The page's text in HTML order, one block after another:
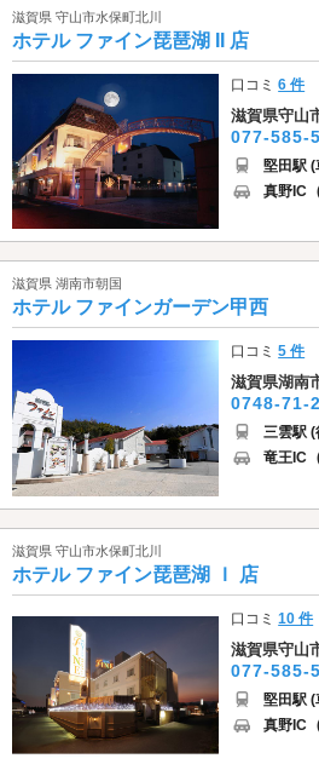
滋賀県 守山市水保町北川
ホテル ファイン琵琶湖 II 店
口コミ6 件
滋賀県守山
077-585-
堅田駅
真野IC
滋賀県 湖南市朝国
ホテル ファインガーデン甲西
口コミ5 件
滋賀県湖南
0748-71-
三雲駅
竜王IC
滋賀県 守山市水保町北川
ホテル ファイン琵琶湖 Ｉ 店
口コミ10 件
滋賀県守山
077-585-
堅田駅
真野IC